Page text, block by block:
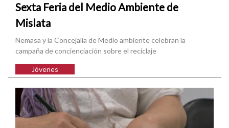
Sexta Feria del Medio Ambiente de
Mislata
Nemasa y la Concejalía de Medio ambiente celebran la
campaña de concienciación sobre el reciclaje
Jóvenes